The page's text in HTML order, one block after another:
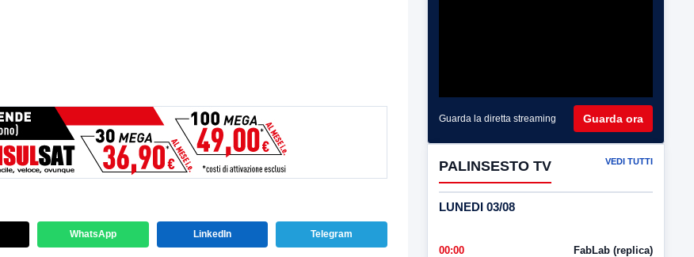
WhatsApp LinkedIn Telegram
Guarda la diretta streaming Guarda ora
PALINSESTO TV VEDI TUTTI
LUNEDI 03/08
00:00 FabLab (replica)